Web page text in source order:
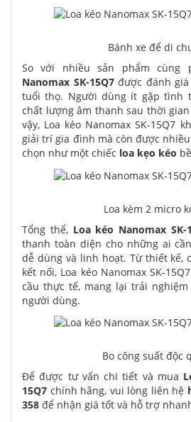
Bánh xe để di
So với nhiều sản phẩm cùng
Nanomax SK-15Q7được đánh giá
tuổi thọ. Người dùng ít gặp tình
chất lượng âm thanh sau thời
vậy, Loa kéo Nanomax SK-15Q7
giải trí gia đình mà còn được
chọn như một chiếc loa kẹo kéo
Loa kèm 2 micro
Tổng thể, Loa kéo Nanomax SK-
thanh toàn diện cho những ai
dễ dùng và linh hoạt. Từ thiết kế,
kết nối, Loa kéo Nanomax SK-
cầu thực tế, mang lại trải
người dùng.
Bo công suất độc
Để được tư vấn chi tiết và mua
15Q7 chính hãng, vui lòng liên hệ
358 để nhận giá tốt và hỗ trợ